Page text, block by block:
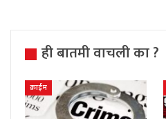
ही बातमी वाचली का ?
क्राईम